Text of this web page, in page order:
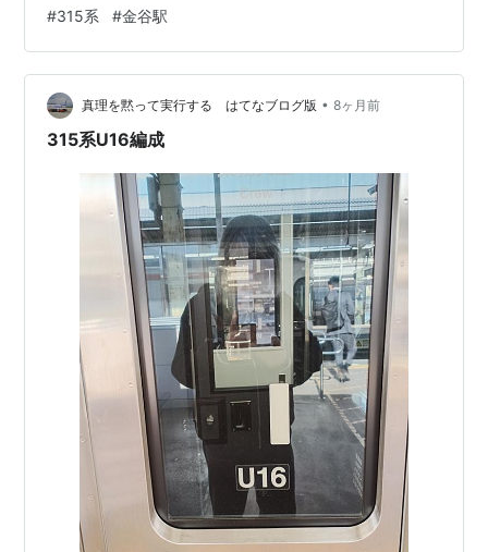
乗ったとおもいます 以外とクロスシートは快適 欲を言え
ば313系8000番台が良かった さてこちらの駅 東海道線
にあって 結構ローカルな香りを醸し出しています 東海道
線の金谷駅です 駅前にはタクシー乗り場とバス停が一個
だけ ここまで来たのは もうひとつの鉄道 大井川鐵道に
#315系 #金谷駅
真理を黙って実行する はてなブログ版 • 8ヶ月前
315系U16編成